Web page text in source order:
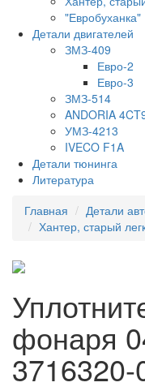
"Евробуханка"
Детали двигателей
ЗМЗ-409
Евро-2
Евро-3
ЗМЗ-514
ANDORIA
УМЗ-4213
IVECO F1A
Детали тюнинга
Литература
Главная
Детали
Хантер, старый
фонаря
3716320-